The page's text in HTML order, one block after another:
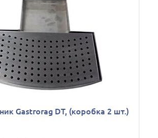
Gastrorag DT, (коробка 2 шт.)